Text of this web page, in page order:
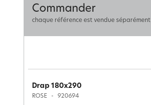
Commander
chaque référence est vendue séparément
Drap 180x290
ROSE 920694